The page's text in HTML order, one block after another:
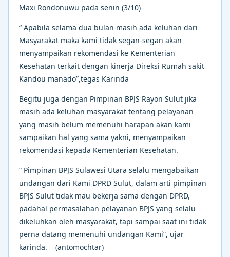
Maxi Rondonuwu pada senin (3/10)
“ Apabila selama dua bulan masih ada keluhan dari
Masyarakat maka kami tidak segan-segan akan
menyampaikan rekomendasi ke Kementerian
Kesehatan terkait dengan kinerja Direksi Rumah sakit
Kandou manado”,tegas Karinda
Begitu juga dengan Pimpinan BPJS Rayon Sulut jika
masih ada keluhan masyarakat tentang pelayanan
yang masih belum memenuhi harapan akan kami
sampaikan hal yang sama yakni, menyampaikan
rekomendasi kepada Kementerian Kesehatan.
“ Pimpinan BPJS Sulawesi Utara selalu mengabaikan
undangan dari Kami DPRD Sulut, dalam arti pimpinan
BPJS Sulut tidak mau bekerja sama dengan DPRD,
padahal permasalahan pelayanan BPJS yang selalu
dikeluhkan oleh masyarakat, tapi sampai saat ini tidak
perna datang memenuhi undangan Kami”, ujar
karinda. (antomochtar)